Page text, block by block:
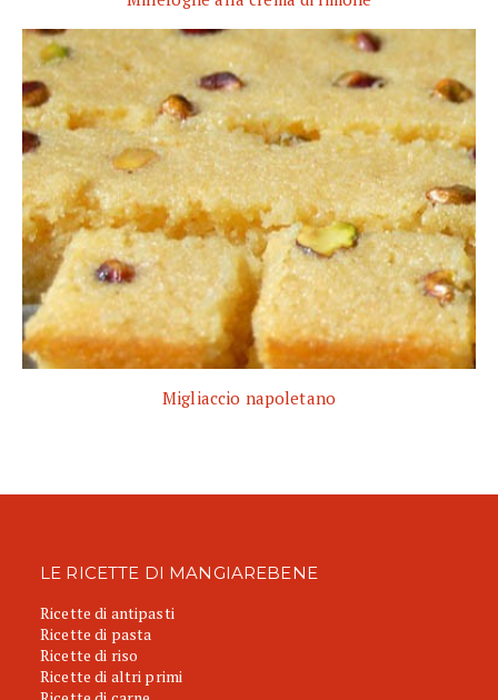
Migliaccio napoletano
LE RICETTE DI MANGIAREBENE
Ricette di antipasti
Ricette di pasta
Ricette di riso
Ricette di altri primi